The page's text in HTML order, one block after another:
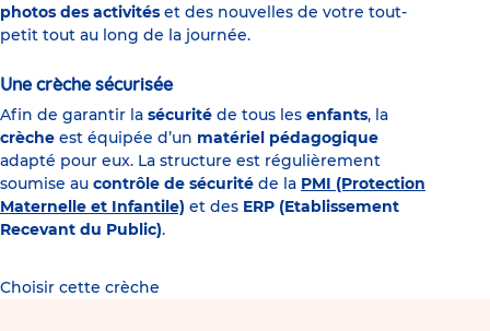
photos des activités et des nouvelles de votre tout-
petit tout au long de la journée.
Une crèche sécurisée
Afin de garantir la sécurité de tous les enfants, la
crèche est équipée d’un matériel pédagogique
adapté pour eux. La structure est régulièrement
soumise au contrôle de sécurité de la PMI (Protection
Maternelle et Infantile) et des ERP (Etablissement
Recevant du Public).
Choisir cette crèche